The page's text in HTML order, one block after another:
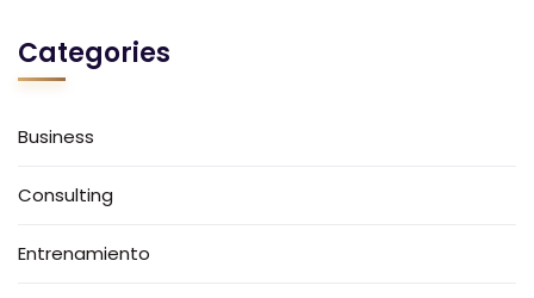
Categories
Business
Consulting
Entrenamiento